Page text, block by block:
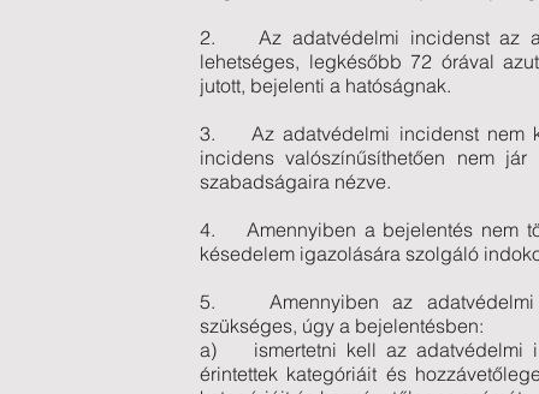
2. Az adatvédelmi incidenst az
lehetséges, legkésőbb 72 órával
jutott, bejelenti a hatóságnak.
3. Az adatvédelmi incidenst nem
incidens valószínűsíthetően nem
szabadságaira nézve.
4. Amennyiben a bejelentés nem
késedelem igazolására szolgáló
5. Amennyiben az adatvédelmi
szükséges, úgy a bejelentésben:
a) ismertetni kell az adatvédelmi
érintettek kategóriáit és